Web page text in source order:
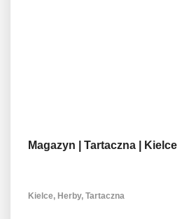
Magazyn | Tartaczna | Kielce
Kielce, Herby, Tartaczna